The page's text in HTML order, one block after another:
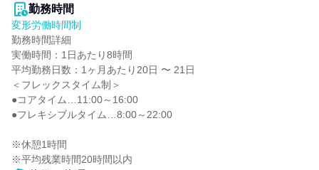
勤務時間
変形労働時間制
勤務時間詳細
実働時間：1日あたり8時間
平均勤務日数：1ヶ月あたり20日 〜 21日
＜フレックスタイム制＞
●コアタイム…11:00～16:00
●フレキシブルタイム…8:00～22:00
※休憩1時間
※平均残業時間20時間以内